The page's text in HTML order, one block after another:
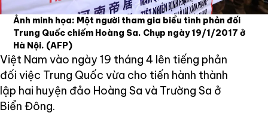
Ảnh minh họa: Một người tham gia biểu tình phản đối
Trung Quốc chiếm Hoàng Sa. Chụp ngày 19/1/2017 ở
Hà Nội. (AFP)
Việt Nam vào ngày 19 tháng 4 lên tiếng phản
đối việc Trung Quốc vừa cho tiến hành thành
lập hai huyện đảo Hoàng Sa và Trường Sa ở
Biển Đông.